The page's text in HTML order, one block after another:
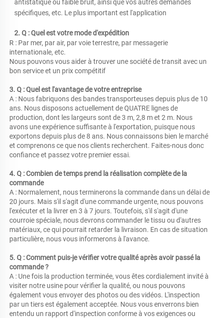
antistatique ou faible bruit, ainsi que vos autres demandes
spécifiques, etc. Le plus important est l'application
2. Q : Quel est votre mode d'expédition
R : Par mer, par air, par voie terrestre, par messagerie
internationale, etc.
Nous pouvons vous aider à trouver une société de transit avec un
bon service et un prix compétitif
3. Q : Quel est l'avantage de votre entreprise
A : Nous fabriquons des bandes transporteuses depuis plus de 10
ans. Nous disposons actuellement de QUATRE lignes de
production, dont les largeurs sont de 3 m, 2,8 m et 2 m. Nous
avons une expérience suffisante à l'exportation, puisque nous
exportons depuis plus de 8 ans. Nous connaissons bien le marché
et comprenons ce que nos clients recherchent. Faites-nous donc
confiance et passez votre premier essai.
4. Q : Combien de temps prend la réalisation complète de la
commande
A : Normalement, nous terminerons la commande dans un délai de
20 jours. Mais s'il s'agit d'une commande urgente, nous pouvons
l'exécuter et la livrer en 3 à 7 jours. Toutefois, s'il s'agit d'une
courroie spéciale, nous devrons commander le tissu ou d'autres
matériaux, ce qui pourrait retarder la livraison. En cas de situation
particulière, nous vous informerons à l'avance.
5. Q : Comment puis-je vérifier votre qualité après avoir passé la
commande ?
A : Une fois la production terminée, vous êtes cordialement invité à
visiter notre usine pour vérifier la qualité, ou nous pouvons
également vous envoyer des photos ou des vidéos. L'inspection
par un tiers est également acceptée. Nous vous enverrons bien
entendu un rapport d'inspection conforme à vos exigences ou